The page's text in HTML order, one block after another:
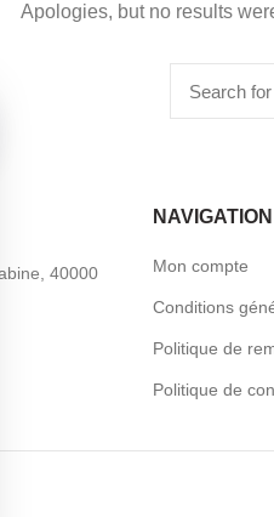
Apologies, but no results
40000
NAVIGATION
Mon compte
Conditions
Politique de
Politique de